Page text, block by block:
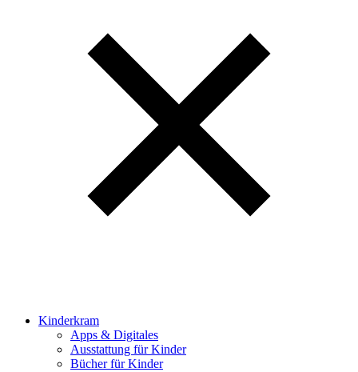
Kinderkram
Apps & Digitales
Ausstattung für Kinder
Bücher für Kinder